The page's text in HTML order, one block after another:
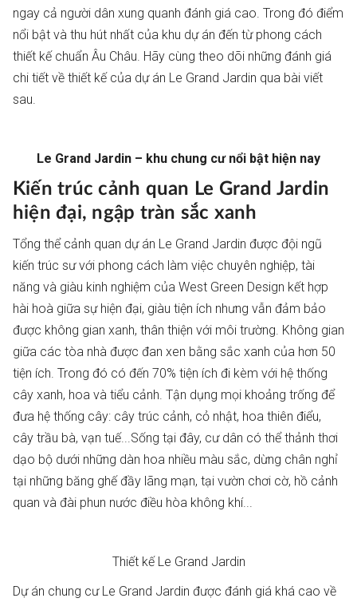
ngay cả người dân xung quanh đánh giá cao. Trong đó điểm
nổi bật và thu hút nhất của khu dự án đến từ phong cách
thiết kế chuẩn Âu Châu. Hãy cùng theo dõi những đánh giá
chi tiết về thiết kế của dự án Le Grand Jardin qua bài viết
sau.
Le Grand Jardin – khu chung cư nổi bật hiện nay
Kiến trúc cảnh quan Le Grand Jardin
hiện đại, ngập tràn sắc xanh
Tổng thể cảnh quan dự án Le Grand Jardin được đội ngũ
kiến trúc sư với phong cách làm việc chuyên nghiệp, tài
năng và giàu kinh nghiệm của West Green Design kết hợp
hài hoà giữa sự hiện đại, giàu tiện ích nhưng vẫn đảm bảo
được không gian xanh, thân thiện với môi trường. Không gian
giữa các tòa nhà được đan xen bằng sắc xanh của hơn 50
tiện ích. Trong đó có đến 70% tiện ích đi kèm với hệ thống
cây xanh, hoa và tiểu cảnh. Tận dụng mọi khoảng trống để
đưa hệ thống cây: cây trúc cảnh, cỏ nhật, hoa thiên điểu,
cây trầu bà, vạn tuế...Sống tại đây, cư dân có thể thảnh thơi
dạo bộ dưới những dàn hoa nhiều màu sắc, dừng chân nghỉ
tại những băng ghế đầy lãng mạn, tại vườn chơi cờ, hồ cảnh
quan và đài phun nước điều hòa không khí...
Thiết kế Le Grand Jardin
Dự án chung cư Le Grand Jardin được đánh giá khá cao về